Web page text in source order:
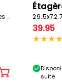
29.5x107.2x176.3cm 15 cases blanc
Ajouter
39.95
suite